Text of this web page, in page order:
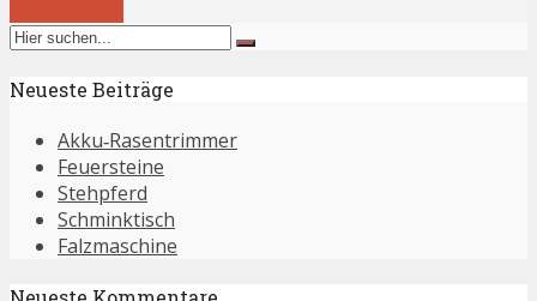
Neueste Beiträge
Akku‑Rasentrimmer
Feuersteine
Stehpferd
Schminktisch
Falzmaschine